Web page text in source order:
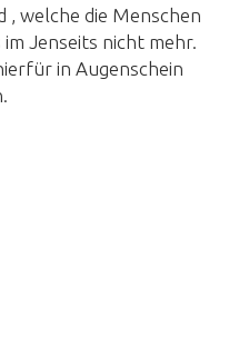
, welche die Menschen
Jenseits nicht mehr.
in Augenschein